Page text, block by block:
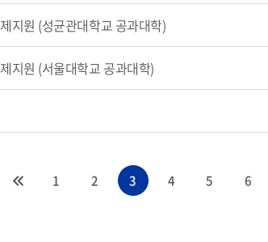
지원 (성균관대학교 공과대학)
지원 (서울대학교 공과대학)
1 2 3 4 5 6